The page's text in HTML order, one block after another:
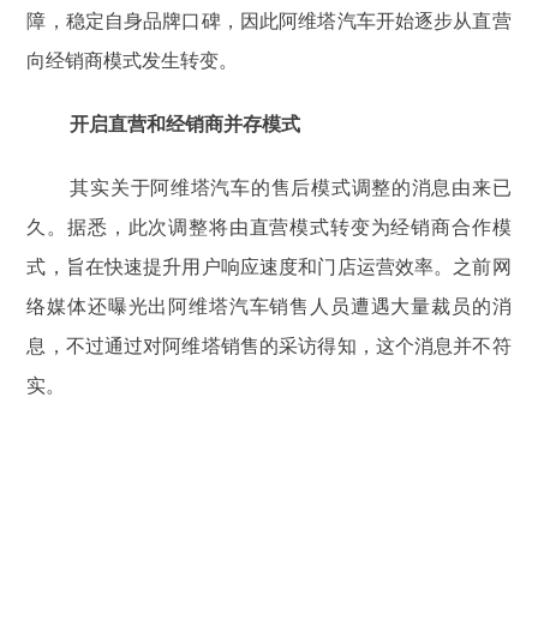
障，稳定自身品牌口碑，因此阿维塔汽车开始逐步从直营
向经销商模式发生转变。
开启直营和经销商并存模式
其实关于阿维塔汽车的售后模式调整的消息由来已
久。据悉，此次调整将由直营模式转变为经销商合作模
式，旨在快速提升用户响应速度和门店运营效率。之前网
络媒体还曝光出阿维塔汽车销售人员遭遇大量裁员的消
息，不过通过对阿维塔销售的采访得知，这个消息并不符
实。